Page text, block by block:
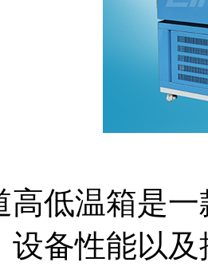
高低温箱是
设备性能以